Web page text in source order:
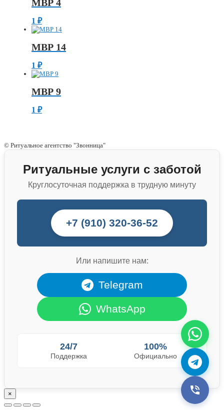
МВР 4
1 ₽
МВР 14
1 ₽
МВР 9
1 ₽
© Ритуальное агентство "Звонница"
Ритуальные услуги с заботой
Круглосуточная поддержка в трудную минуту
+7 (910) 320-36-52
Или напишите нам:
Telegram
WhatsApp
24/7
Поддержка
100%
Официально
×